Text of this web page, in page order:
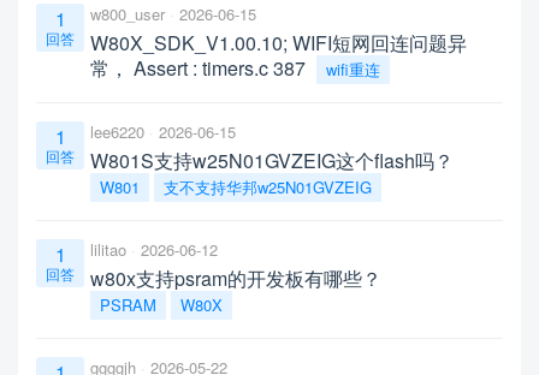
1
回答
w800_user 2026-06-15
W80X_SDK_V1.00.10; WIFI短网回连问题异
常， Assert : timers.c 387
wifi重连
1
回答
lee6220 2026-06-15
W801S支持w25N01GVZEIG这个flash吗？
W801 支不支持华邦w25N01GVZEIG
1
回答
lilitao 2026-06-12
w80x支持psram的开发板有哪些？
PSRAM W80X
ggggjh 2026-05-22